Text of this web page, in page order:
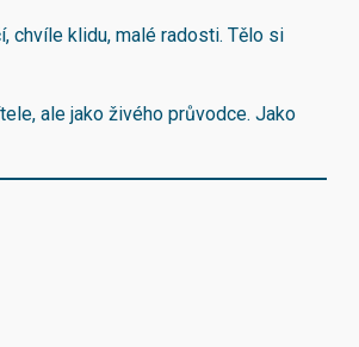
chvíle klidu, malé radosti. Tělo si
ale jako živého průvodce. Jako